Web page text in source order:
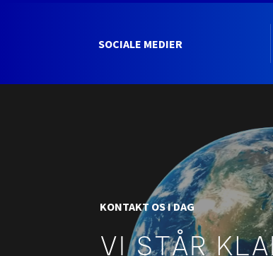
SOCIALE MEDIER
KONTAKT OS I DAG
VI STÅR